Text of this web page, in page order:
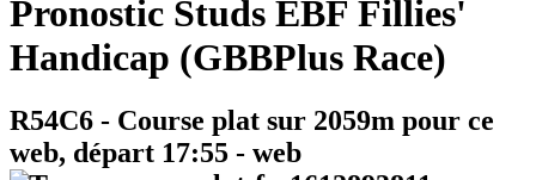
Pronostic Studs EBF Fillies'
Handicap (GBBPlus Race)
R54C6 - Course plat sur 2059m pour ce
web, départ 17:55 - web